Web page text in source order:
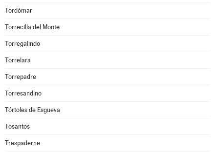
Tordómar
Torrecilla del Monte
Torregalindo
Torrelara
Torrepadre
Torresandino
Tórtoles de Esgueva
Tosantos
Trespaderne